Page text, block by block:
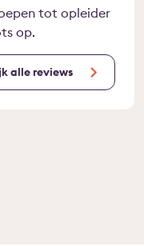
tot opleider
op.
alle reviews